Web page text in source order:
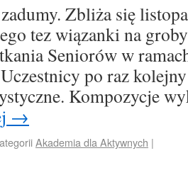
Zbliża się
tez wiązanki na
Seniorów w
po raz
Kompozycje
→
Akademia dla Aktywnych |